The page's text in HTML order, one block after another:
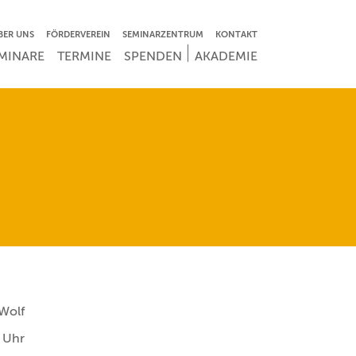
ÜBERSPRINGEN
UNS FÖRDERVEREIN SEMINARZENTRUM KONTAKT
ÜBERSPRINGEN
TERMINE SPENDEN AKADEMIE
Uhr